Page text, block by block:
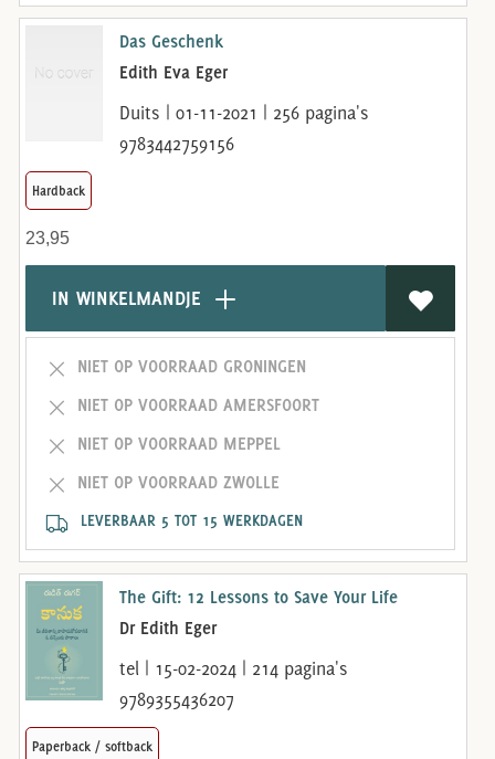
Das Geschenk
Edith Eva Eger
Duits | 01-11-2021 | 256 pagina's
9783442759156
Hardback
23,95
IN WINKELMANDJE
NIET OP VOORRAAD GRONINGEN
NIET OP VOORRAAD AMERSFOORT
NIET OP VOORRAAD MEPPEL
NIET OP VOORRAAD ZWOLLE
LEVERBAAR 5 TOT 15 WERKDAGEN
The Gift: 12 Lessons to Save Your Life
Dr Edith Eger
tel | 15-02-2024 | 214 pagina's
9789355436207
Paperback / softback